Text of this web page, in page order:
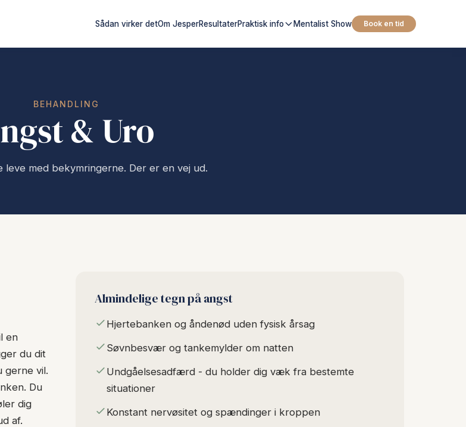
Sådan virker detOm JesperResultaterPraktisk info Mentalist Show Book en tid
BEHANDLING
& Uro
leve med bekymringerne. Der er en vej ud.
en
du dit
gerne vil.
Du
dig
af.
Almindelige tegn på angst
Hjertebanken og åndenød uden fysisk årsag
Søvnbesvær og tankemylder om natten
Undgåelsesadfærd - du holder dig væk fra bestemte
situationer
Konstant nervøsitet og spændinger i kroppen